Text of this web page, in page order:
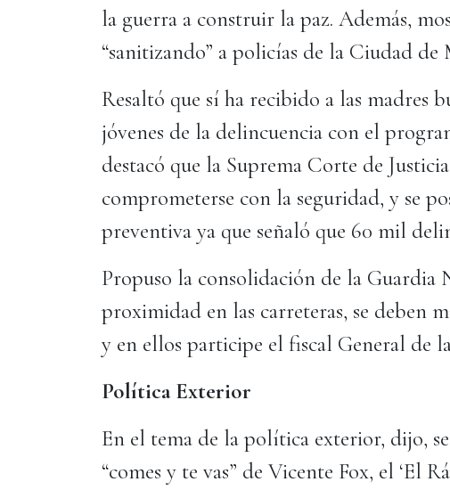
la guerra a construir la paz. Además,
“sanitizando” a policías de la Ciudad de
Resaltó que sí ha recibido a las madres
jóvenes de la delincuencia con el
destacó que la Suprema Corte de
comprometerse con la seguridad, y se
preventiva ya que señaló que 60 mil
Propuso la consolidación de la Guardia
proximidad en las carreteras, se deben
y en ellos participe el fiscal General de
Política Exterior
En el tema de la política exterior, dijo,
“comes y te vas” de Vicente Fox, el ‘El